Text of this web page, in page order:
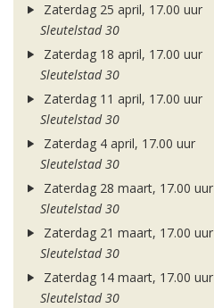
Zaterdag 25 april, 17.00 uur
Sleutelstad 30
Zaterdag 18 april, 17.00 uur
Sleutelstad 30
Zaterdag 11 april, 17.00 uur
Sleutelstad 30
Zaterdag 4 april, 17.00 uur
Sleutelstad 30
Zaterdag 28 maart, 17.00 uur
Sleutelstad 30
Zaterdag 21 maart, 17.00 uur
Sleutelstad 30
Zaterdag 14 maart, 17.00 uur
Sleutelstad 30